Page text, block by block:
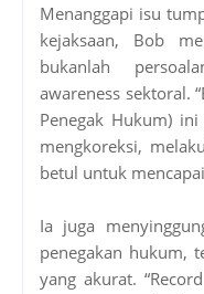
Menanggapi isu
kejaksaan, Bob
bukanlah
awareness sektoral.
Penegak Hukum)
mengkoreksi,
betul untuk
Ia juga
penegakan hukum,
yang akurat.